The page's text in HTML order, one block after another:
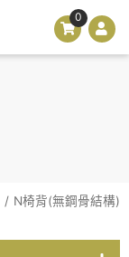
0
N椅背(無鋼骨結構)